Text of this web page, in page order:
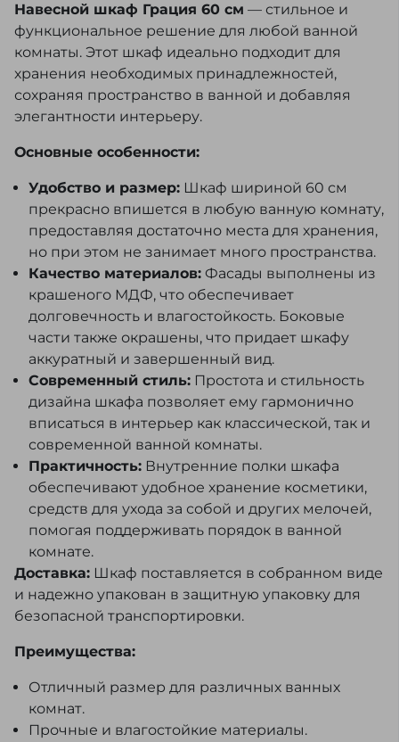
Навесной шкаф Грация 60 см — стильное и
функциональное решение для любой ванной
комнаты. Этот шкаф идеально подходит для
хранения необходимых принадлежностей,
сохраняя пространство в ванной и добавляя
элегантности интерьеру.
Основные особенности:
Удобство и размер: Шкаф шириной 60 см
прекрасно впишется в любую ванную комнату,
предоставляя достаточно места для хранения,
но при этом не занимает много пространства.
Качество материалов: Фасады выполнены из
крашеного МДФ, что обеспечивает
долговечность и влагостойкость. Боковые
части также окрашены, что придает шкафу
аккуратный и завершенный вид.
Современный стиль: Простота и стильность
дизайна шкафа позволяет ему гармонично
вписаться в интерьер как классической, так и
современной ванной комнаты.
Практичность: Внутренние полки шкафа
обеспечивают удобное хранение косметики,
средств для ухода за собой и других мелочей,
помогая поддерживать порядок в ванной
комнате.
Доставка: Шкаф поставляется в собранном виде
и надежно упакован в защитную упаковку для
безопасной транспортировки.
Преимущества:
Отличный размер для различных ванных
комнат.
Прочные и влагостойкие материалы.